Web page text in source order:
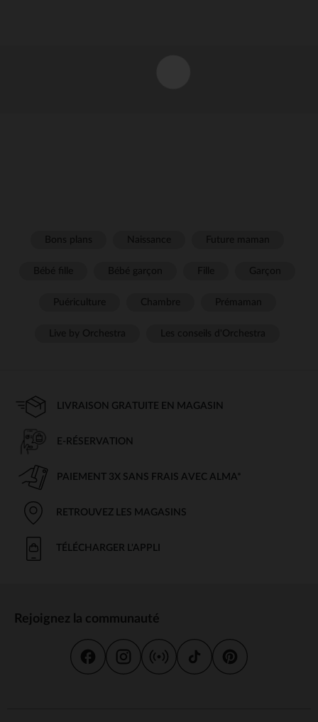
LIVRAISON GRATUITE EN MAGASIN
E-RÉSERVATION
PAIEMENT 3X SANS FRAIS AVEC ALMA*
RETROUVEZ LES MAGASINS
TÉLÉCHARGER L'APPLI
Rejoignez la communauté